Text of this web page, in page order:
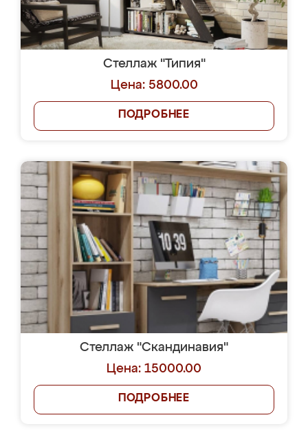
Стеллаж "Типия"
Цена: 5800.00
ПОДРОБНЕЕ
Стеллаж "Скандинавия"
Цена: 15000.00
ПОДРОБНЕЕ